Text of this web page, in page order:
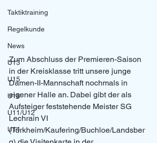
Taktiktraining
Regelkunde
News
U13
U15
U18
U11/U12
U14
Zum Abschluss der Premieren-Saison
in der Kreisklasse tritt unsere junge
Damen-II-Mannschaft nochmals in
eigener Halle an. Dabei gibt der als
Aufsteiger feststehende Meister SG
Lechrain VI
(Türkheim/Kaufering/Buchloe/Landsber